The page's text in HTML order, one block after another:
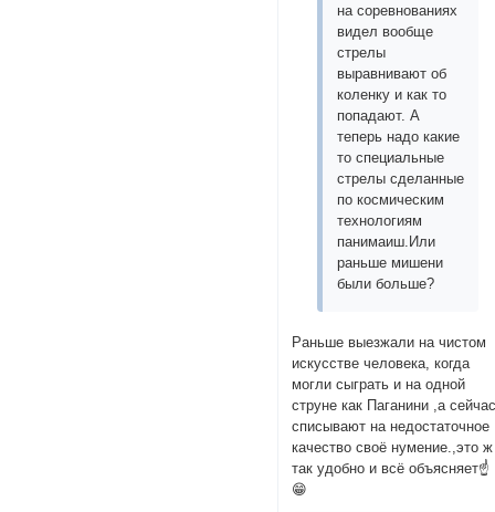
на соревнованиях
видел вообще
стрелы
выравнивают об
коленку и как то
попадают. А
теперь надо какие
то специальные
стрелы сделанные
по космическим
технологиям
панимаиш.Или
раньше мишени
были больше?
Раньше выезжали на чистом
искусстве человека, когда
могли сыграть и на одной
струне как Паганини ,а
списывают на недостаточное
качество своё нумение.,это ж
так удобно и всё объясняет☝️
😁